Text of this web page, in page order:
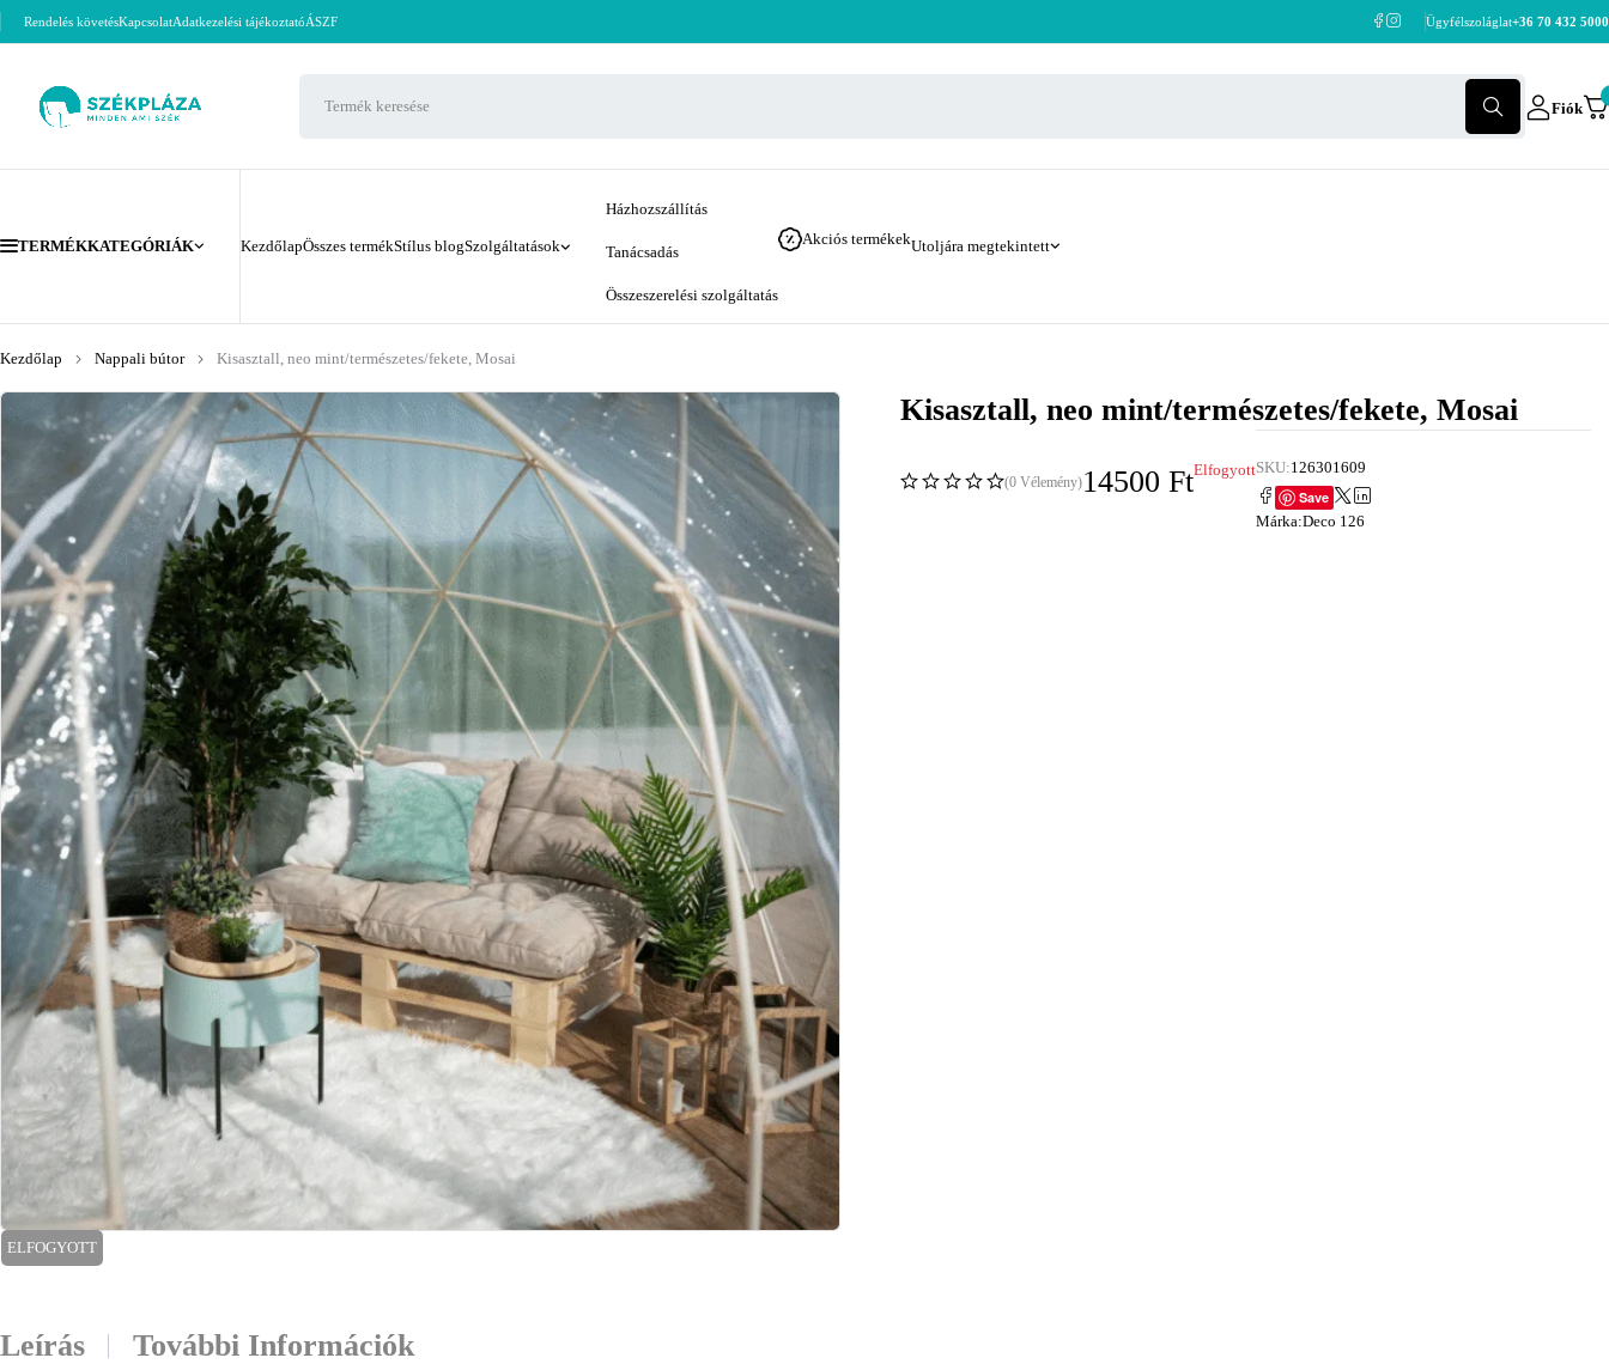
Rendelés követésKapcsolatAdatkezelési tájékoztatóÁSZF Ügyfélszoláglat+36 70 432 5000
Fiók
TERMÉKKATEGÓRIÁK KezdőlapÖsszes termékStílus blogSzolgáltatások
Házhozszállítás
Tanácsadás
Összeszerelési szolgáltatás
Akciós termékekUtoljára megtekintett
Kezdőlap Nappali bútor Kisasztall, neo mint/természetes/fekete, Mosai
ELFOGYOTT
Kisasztall, neo mint/természetes/fekete, Mosai
(0 Vélemény)14500 FtElfogyottSKU:126301609
Save
Márka:Deco 126
Leírás További Információk